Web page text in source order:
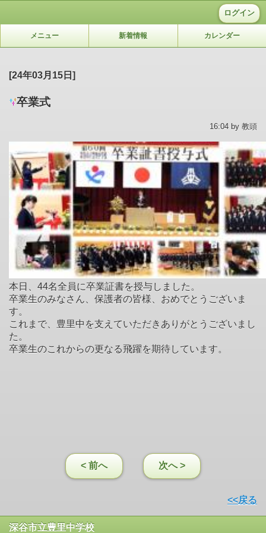
ログイン
メニュー 新着情報 カレンダー
[24年03月15日]
卒業式
16:04 by 教頭
本日、44名全員に卒業証書を授与しました。
卒業生のみなさん、保護者の皆様、おめでとうございま
す。
これまで、豊里中を支えていただきありがとうございまし
た。
卒業生のこれからの更なる飛躍を期待しています。
< 前へ 次へ >
<<戻る
深谷市立豊里中学校